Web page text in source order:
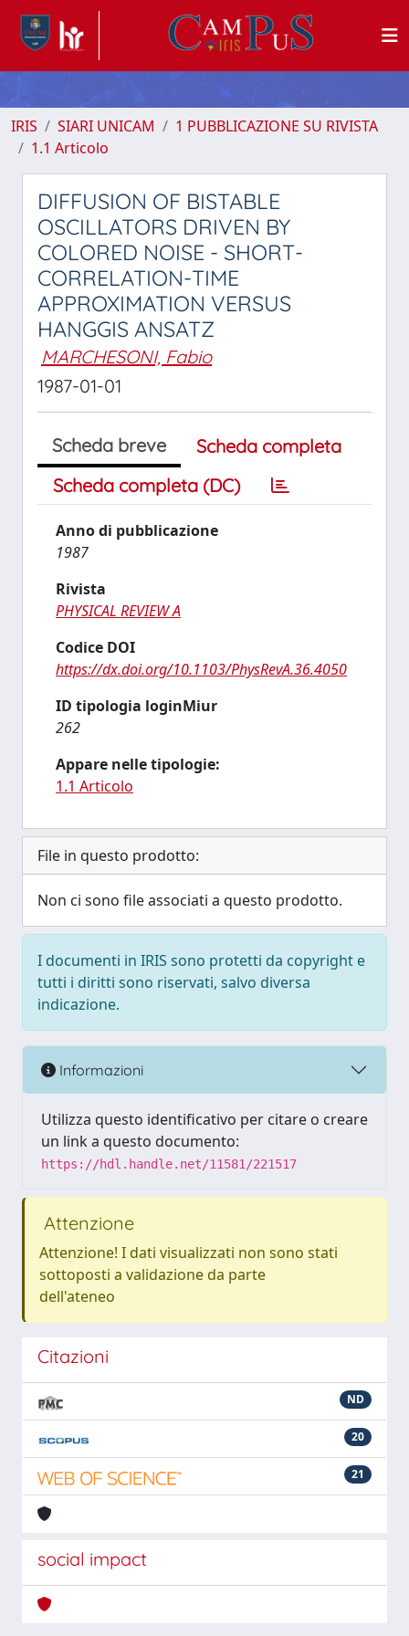
IRIS SIARI UNICAM
1 PUBBLICAZIONE SU RIVISTA
1.1 Articolo
DIFFUSION OF BISTABLE
OSCILLATORS DRIVEN BY
COLORED NOISE - SHORT-
CORRELATION-TIME
APPROXIMATION VERSUS
HANGGIS ANSATZ
MARCHESONI, Fabio
1987-01-01
Scheda breve
Scheda completa
Scheda completa (DC)
Anno di pubblicazione
1987
Rivista
PHYSICAL REVIEW A
Codice DOI
https://dx.doi.org/10.1103/PhysRevA.36.4050
ID tipologia loginMiur
262
Appare nelle tipologie:
1.1 Articolo
File in questo prodotto:
Non ci sono file associati a questo prodotto.
I documenti in IRIS sono protetti da copyright e
tutti i diritti sono riservati, salvo diversa
indicazione.
Informazioni
Utilizza questo identificativo per citare o creare
un link a questo documento:
https://hdl.handle.net/11581/221517
Attenzione
Attenzione! I dati visualizzati non sono stati
sottoposti a validazione da parte
dell'ateneo
Citazioni
ND
20
21
social impact